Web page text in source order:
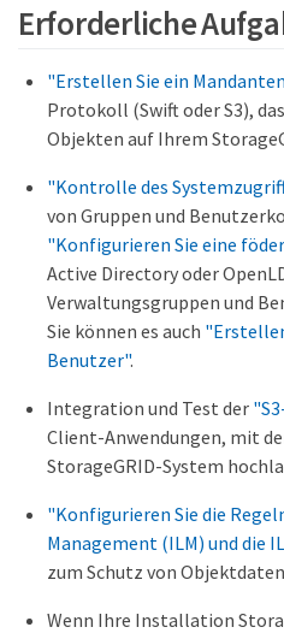
Erforderliche
"Erstellen Sie ein
Protokoll (Swift oder S3),
Objekten auf Ihrem
"Kontrolle des
von Gruppen und
"Konfigurieren Sie eine
Active Directory oder
Verwaltungsgruppen und
Sie können es auch
Benutzer".
Integration und Test der
Client-Anwendungen, mit
StorageGRID-System
"Konfigurieren Sie die
Management (ILM) und die
zum Schutz von
Wenn Ihre Installation